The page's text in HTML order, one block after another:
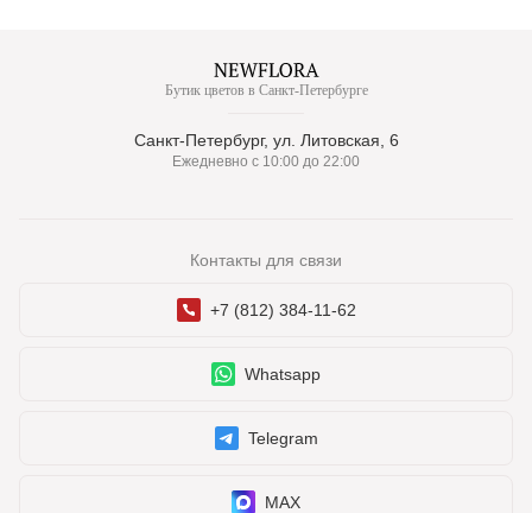
Бутик цветов в Санкт-Петербурге
Санкт-Петербург, ул. Литовская, 6
Ежедневно с 10:00 до 22:00
Контакты для связи
+7 (812) 384-11-62
Whatsapp
Telegram
MAX